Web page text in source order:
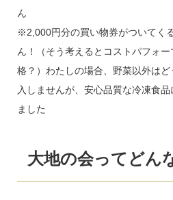
ん
※2,000円分の買い物券がついてく
ん！（そう考えるとコストパフォ
格？）わたしの場合、野菜以外は
入しませんが、安心品質な冷凍食
ました
大地の会ってどん